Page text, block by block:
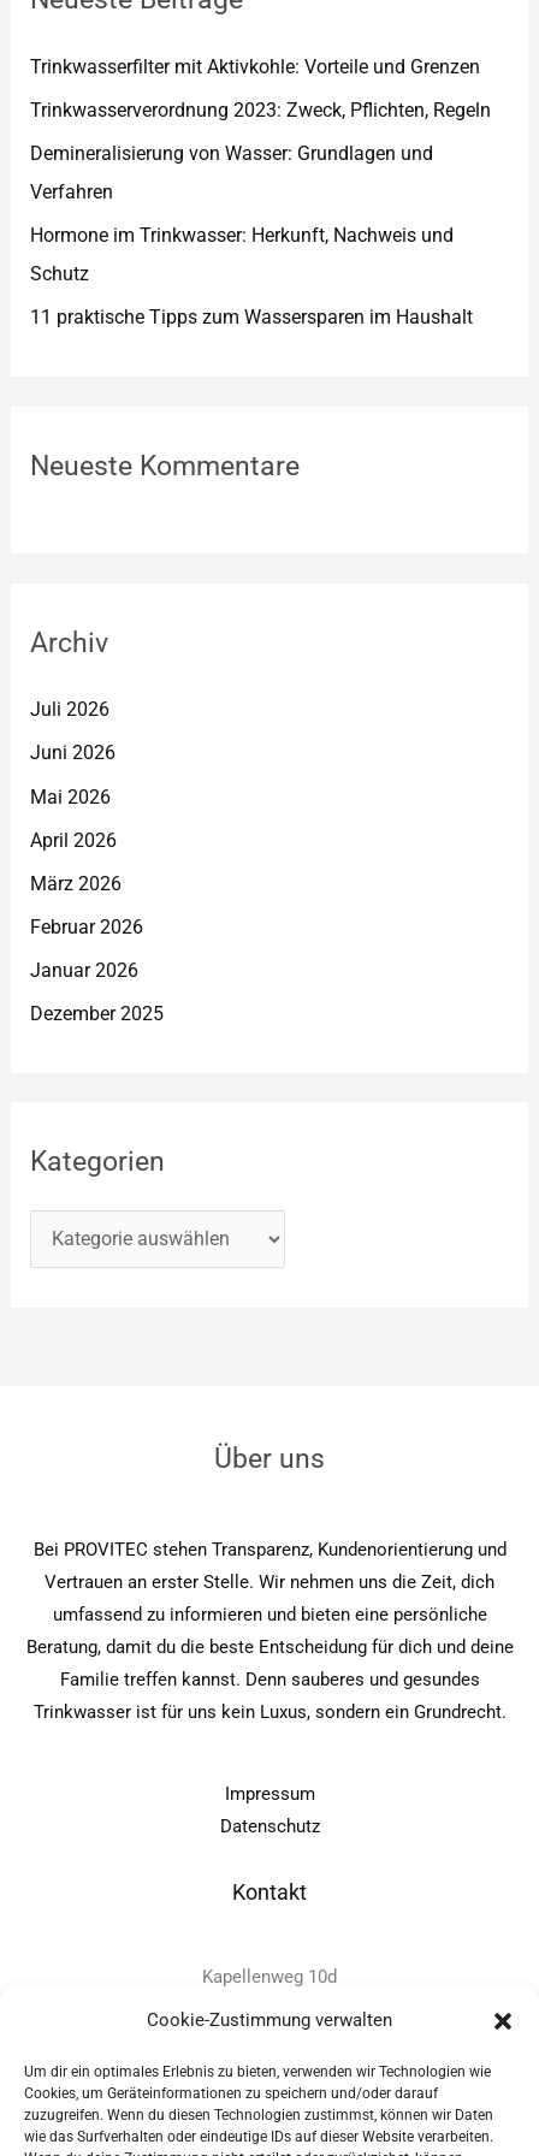
Cookie-Zustimmung verwalten
Um dir ein optimales Erlebnis zu bieten, verwenden wir Technologien wie
Cookies, um Geräteinformationen zu speichern und/oder darauf
zuzugreifen. Wenn du diesen Technologien zustimmst, können wir Daten
wie das Surfverhalten oder eindeutige IDs auf dieser Website verarbeiten.
Trinkwasserfilter mit Aktivkohle: Vorteile und Grenzen
Trinkwasserverordnung 2023: Zweck, Pflichten, Regeln
Demineralisierung von Wasser: Grundlagen und
Verfahren
Hormone im Trinkwasser: Herkunft, Nachweis und
Schutz
11 praktische Tipps zum Wassersparen im Haushalt
Neueste Kommentare
Archiv
Juli 2026
Juni 2026
Mai 2026
April 2026
März 2026
Februar 2026
Januar 2026
Dezember 2025
Kategorien
e
n
Über uns
Bei PROVITEC stehen Transparenz, Kundenorientierung und
Vertrauen an erster Stelle. Wir nehmen uns die Zeit, dich
umfassend zu informieren und bieten eine persönliche
Beratung, damit du die beste Entscheidung für dich und deine
Familie treffen kannst. Denn sauberes und gesundes
Trinkwasser ist für uns kein Luxus, sondern ein Grundrecht.
Impressum
Datenschutz
Kontakt
Kapellenweg 10d
D-94575 Windorf
+49 - (0)8546 - 97 39 0
info@provitec.de